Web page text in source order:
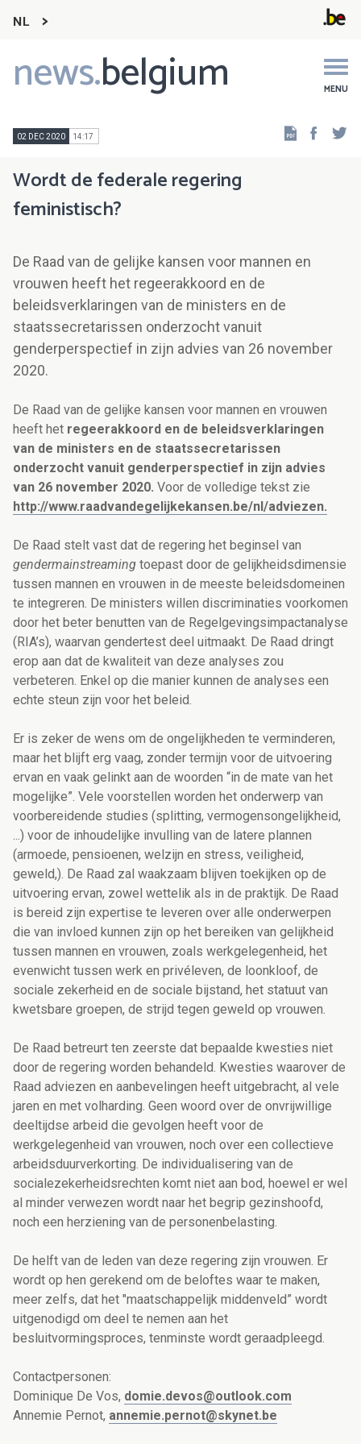
NL
news.belgium MENU
Main
navigation
02 DEC 2020 14:17
Wordt de federale regering
feministisch?
De Raad van de gelijke kansen voor mannen en
vrouwen heeft het regeerakkoord en de
beleidsverklaringen van de ministers en de
staatssecretarissen onderzocht vanuit
genderperspectief in zijn advies van 26 november
2020.
De Raad van de gelijke kansen voor mannen en vrouwen
heeft het regeerakkoord en de beleidsverklaringen
van de ministers en de staatssecretarissen
onderzocht vanuit genderperspectief in zijn advies
van 26 november 2020. Voor de volledige tekst zie
http://www.raadvandegelijkekansen.be/nl/adviezen.
De Raad stelt vast dat de regering het beginsel van
gendermainstreaming toepast door de gelijkheidsdimensie
tussen mannen en vrouwen in de meeste beleidsdomeinen
te integreren. De ministers willen discriminaties voorkomen
door het beter benutten van de Regelgevingsimpactanalyse
(RIA’s), waarvan gendertest deel uitmaakt. De Raad dringt
erop aan dat de kwaliteit van deze analyses zou
verbeteren. Enkel op die manier kunnen de analyses een
echte steun zijn voor het beleid.
Er is zeker de wens om de ongelijkheden te verminderen,
maar het blijft erg vaag, zonder termijn voor de uitvoering
ervan en vaak gelinkt aan de woorden “in de mate van het
mogelijke”. Vele voorstellen worden het onderwerp van
voorbereidende studies (splitting, vermogensongelijkheid,
...) voor de inhoudelijke invulling van de latere plannen
(armoede, pensioenen, welzijn en stress, veiligheid,
geweld,). De Raad zal waakzaam blijven toekijken op de
uitvoering ervan, zowel wettelik als in de praktijk. De Raad
is bereid zijn expertise te leveren over alle onderwerpen
die van invloed kunnen zijn op het bereiken van gelijkheid
tussen mannen en vrouwen, zoals werkgelegenheid, het
evenwicht tussen werk en privéleven, de loonkloof, de
sociale zekerheid en de sociale bijstand, het statuut van
kwetsbare groepen, de strijd tegen geweld op vrouwen.
De Raad betreurt ten zeerste dat bepaalde kwesties niet
door de regering worden behandeld. Kwesties waarover de
Raad adviezen en aanbevelingen heeft uitgebracht, al vele
jaren en met volharding. Geen woord over de onvrijwillige
deeltijdse arbeid die gevolgen heeft voor de
werkgelegenheid van vrouwen, noch over een collectieve
arbeidsduurverkorting. De individualisering van de
socialezekerheidsrechten komt niet aan bod, hoewel er wel
al minder verwezen wordt naar het begrip gezinshoofd,
noch een herziening van de personenbelasting.
De helft van de leden van deze regering zijn vrouwen. Er
wordt op hen gerekend om de beloftes waar te maken,
meer zelfs, dat het "maatschappelijk middenveld” wordt
uitgenodigd om deel te nemen aan het
besluitvormingsproces, tenminste wordt geraadpleegd.
Contactpersonen:
Dominique De Vos, domie.devos@outlook.com
Annemie Pernot, annemie.pernot@skynet.be